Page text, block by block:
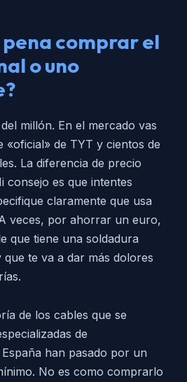
comprar el
o uno
millón. En el mercado vas
«oficial» de TYT y cientos de
La diferencia de precio
consejo es que intentes
claramente que usa
veces, por ahorrar un euro,
que tiene una soldadura
te va a dar más dolores
de los cables que se
de
han pasado por un
No es como comprarlo